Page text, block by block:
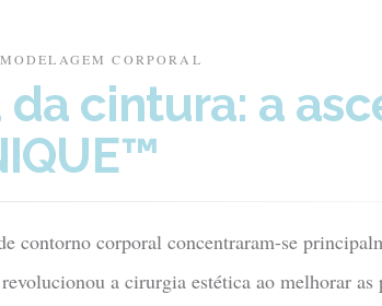
CORPORAL
cintura: a
contorno corporal concentraram-se
a cirurgia estética ao melhorar as